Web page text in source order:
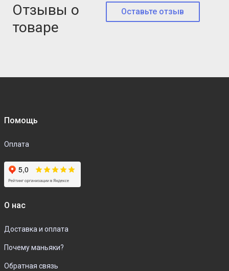
Отзывы о
товаре
Оставьте отзыв
Помощь
Оплата
О нас
Доставка и оплата
Почему маньяки?
Обратная связь